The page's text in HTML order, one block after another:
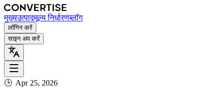
मुख्यउत्पादमूल्य निर्धारणब्लॉग
लॉगिन करें
साइन अप करें
🕒 Apr 25, 2026